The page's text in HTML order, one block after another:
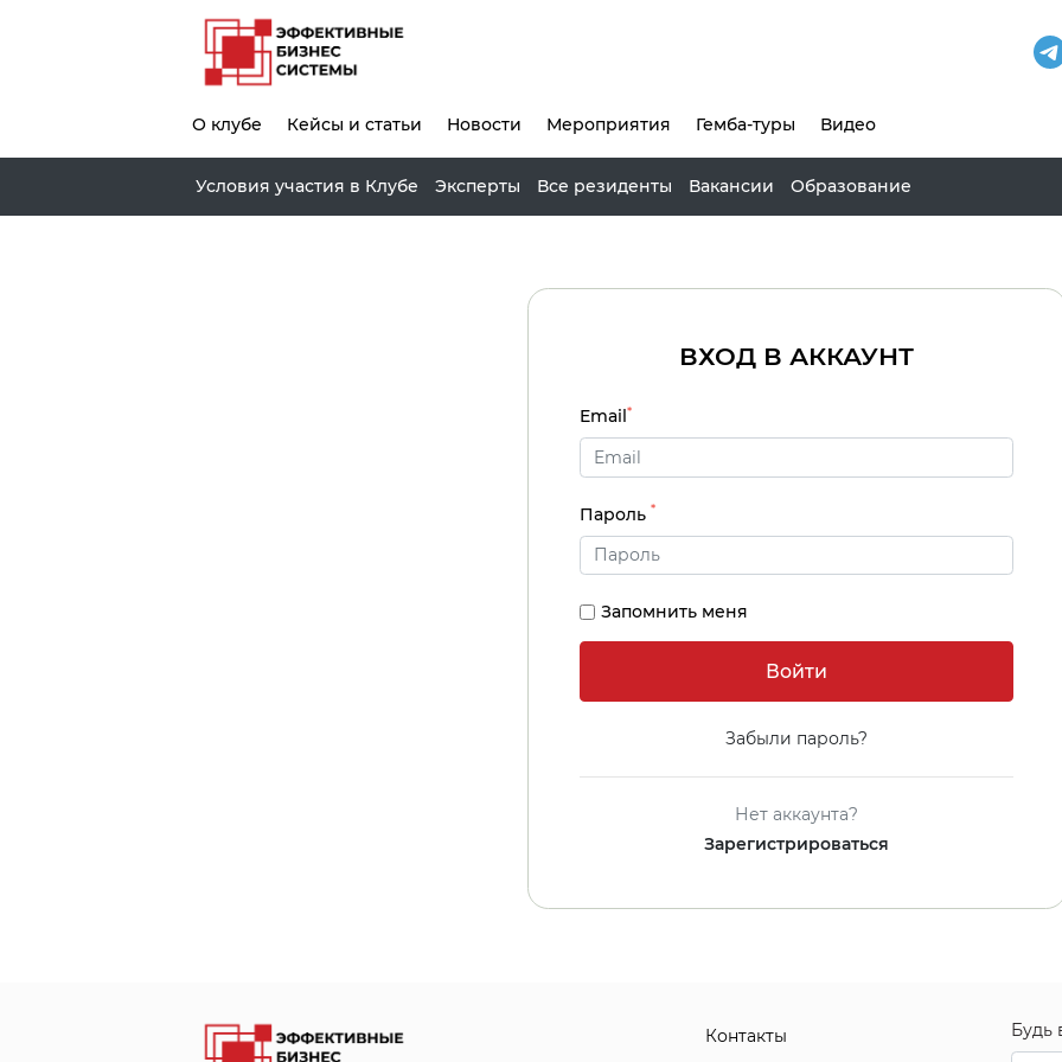
О клубе Кейсы и статьи Новости Мероприятия Гемба-туры Видео
Условия участия в Клубе Эксперты Все резиденты Вакансии Образование
ВХОД В АККАУНТ
Email*
Пароль*
Запомнить меня
Забыли пароль?
Нет аккаунта?
Зарегистрироваться
Контакты
Будь